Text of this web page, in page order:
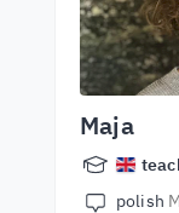
Maja
polish